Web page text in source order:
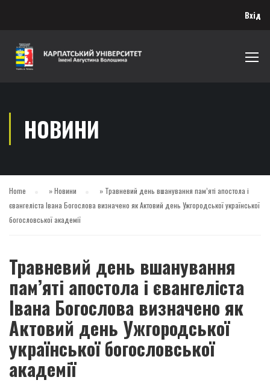
Вхід
НОВИНИ
Home »Новини » Травневий день вшанування пам’яті апостола і
євангеліста Івана Богослова визначено як Актовий день Ужгородської української
богословської академії
Травневий день вшанування
пам’яті апостола і євангеліста
Івана Богослова визначено як
Актовий день Ужгородської
української богословської
академії